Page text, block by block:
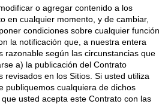
o agregar contenido a los
en cualquier momento, y de cambiar,
condiciones sobre cualquier función
la notificación que, a nuestra entera
razonable según las circunstancias que
a) la publicación del Contrato
revisados en los Sitios. Si usted utiliza
publiquemos cualquiera de dichos
usted acepta este Contrato con las